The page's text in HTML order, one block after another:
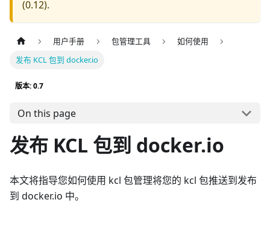
(0.12).
用户手册 包管理工具
如何使用
发布 KCL 包到 docker.io
版本: 0.7
On this page
发布 KCL 包到 docker.io
本文将指导您如何使用 kcl 包管理将您的 kcl 包推送到发布
到 docker.io 中。